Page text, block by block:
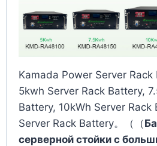
Kamada Power Server Rack
5kwh Server Rack Battery,
Battery, 10kWh Server Rack
Server Rack Battery。（（
серверной стойки с